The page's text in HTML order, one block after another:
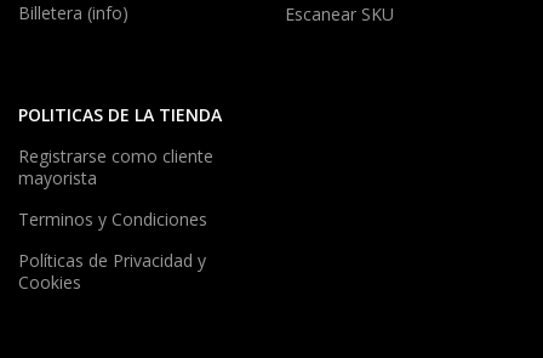
Billetera (info)
Escanear SKU
POLITICAS DE LA TIENDA
Registrarse como cliente
mayorista
Terminos y Condiciones
Políticas de Privacidad y
Cookies